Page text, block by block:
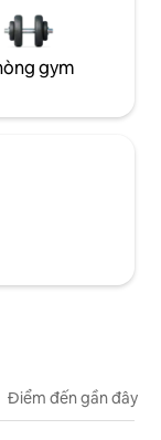
gym
Điểm đến gần đây